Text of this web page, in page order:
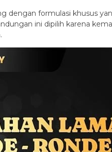
dengan formulasi khusus
ini dipilih karena